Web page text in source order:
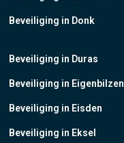
Beveiliging in Donk
Beveiliging in Duras
Beveiliging in Eigenbilzen
Beveiliging in Eisden
Beveiliging in Eksel